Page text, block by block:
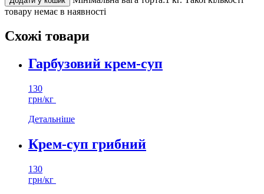
товару немає в наявності
Схожі товари
Гарбузовий крем-суп
130
грн/кг
Детальніше
Крем-суп грибний
130
грн/кг